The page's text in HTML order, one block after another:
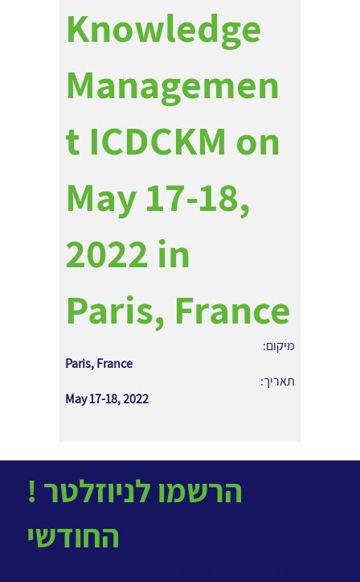
Knowledge
Managemen
t ICDCKM on
May 17-18,
2022 in
Paris, France
מיקום:
Paris, France
תאריך:
May 17-18, 2022
! הרשמו לניוזלטר